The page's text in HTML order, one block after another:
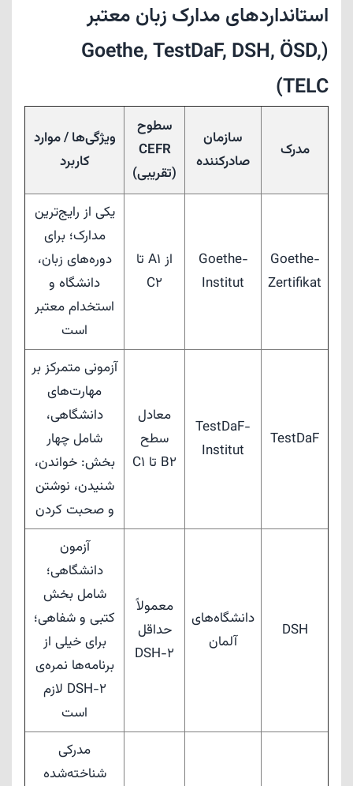
استانداردهای مدارک زبان معتبر
(Goethe, TestDaF, DSH, ÖSD,
TELC)
مدرک
سازمان
صادرکننده
سطوح
CEFR
(تقریبی)
ویژگی‌ها / موارد
کاربرد
Goethe-
Zertifikat
Goethe-
Institut
از A1 تا
C2
یکی از رایج‌ترین
مدارک؛ برای
دوره‌های زبان،
دانشگاه و
استخدام معتبر
است
TestDaF
TestDaF-
Institut
معادل
سطح
B2 تا C1
آزمونی متمرکز بر
مهارت‌های
دانشگاهی،
شامل چهار
بخش: خواندن،
شنیدن، نوشتن
و صحبت کردن
DSH
دانشگاه‌های
آلمان
معمولاً
حداقل
DSH-2
آزمون
دانشگاهی؛
شامل بخش
کتبی و شفاهی؛
برای خیلی از
برنامه‌ها نمره‌ی
DSH-2 لازم
است
مدرکی
شناخته‌شده